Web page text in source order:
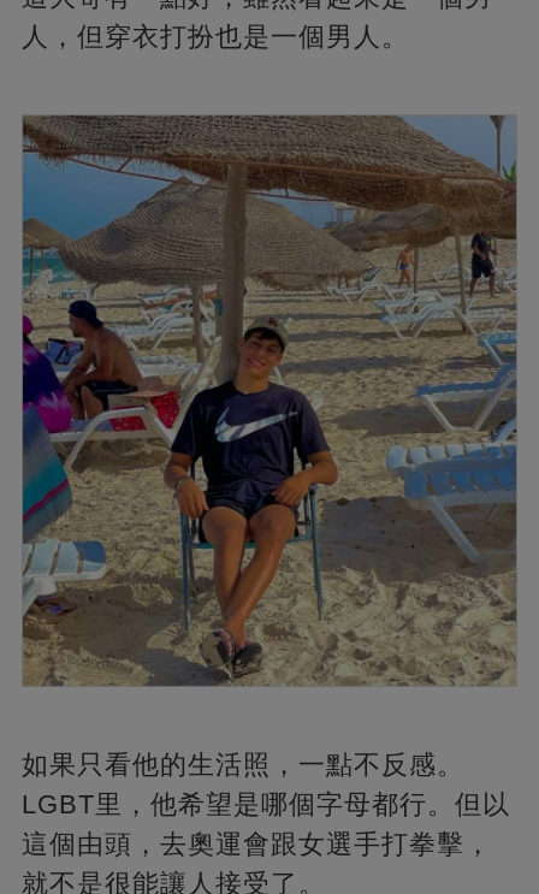
人，但穿衣打扮也是一個男人。
如果只看他的生活照，一點不反感。
LGBT里，他希望是哪個字母都行。但以
這個由頭，去奧運會跟女選手打拳擊，
就不是很能讓人接受了。